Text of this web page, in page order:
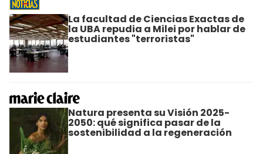
La facultad de Ciencias Exactas de
la UBA repudia a Milei por hablar de
estudiantes "terroristas"
Natura presenta su Visión 2025-
2050: qué significa pasar de la
sostenibilidad a la regeneración